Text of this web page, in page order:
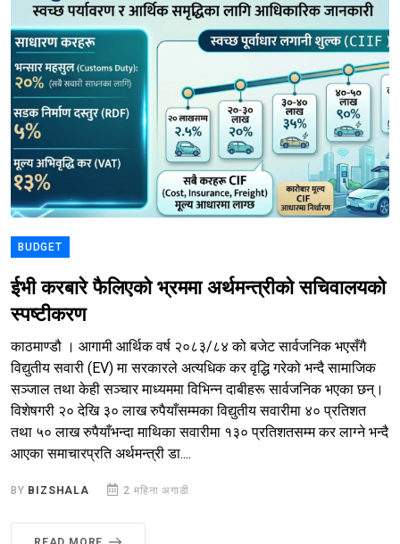
BUDGET
ईभी करबारे फैलिएको भ्रममा अर्थमन्त्रीको सचिवालयको
स्पष्टीकरण
काठमाण्डौ । आगामी आर्थिक वर्ष २०८३/८४ को बजेट सार्वजनिक भएसँगै
विद्युतीय सवारी (EV) मा सरकारले अत्यधिक कर वृद्धि गरेको भन्दै सामाजिक
सञ्जाल तथा केही सञ्चार माध्यममा विभिन्न दाबीहरू सार्वजनिक भएका छन्।
विशेषगरी २० देखि ३० लाख रुपैयाँसम्मका विद्युतीय सवारीमा ४० प्रतिशत
तथा ५० लाख रुपैयाँभन्दा माथिका सवारीमा १३० प्रतिशतसम्म कर लाग्ने भन्दै
आएका समाचारप्रति अर्थमन्त्री डा....
BY BIZSHALA 2 महिना अगाडी